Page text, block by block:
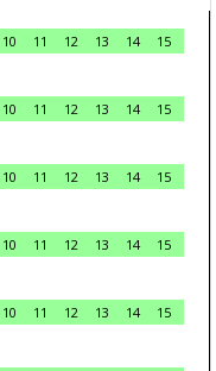
10 11 12 13 14
15
10 11 12 13 14
15
10 11 12 13 14
15
10 11 12 13 14
15
10 11 12 13 14
15